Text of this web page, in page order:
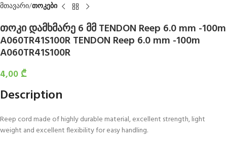
მთავარი თოკები
თოკი დამხმარე 6 მმ TENDON Reep 6.0 mm -100m
A060TR41S100R TENDON Reep 6.0 mm -100m
A060TR41S100R
4,00 ₾
Description
Reep cord made of highly durable material, excellent strength, light
weight and excellent flexibility for easy handling.